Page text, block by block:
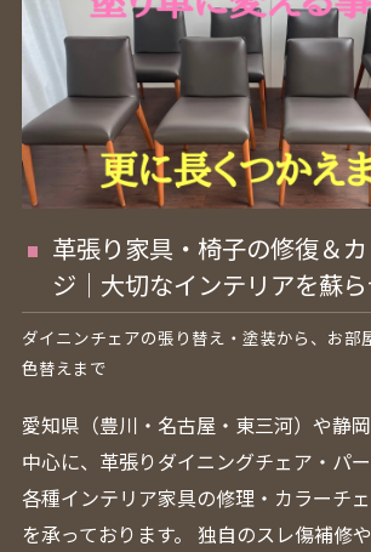
革張り家具・椅子の修復＆
ジ｜大切なインテリアを蘇
ダイニンチェアの張り替え・塗装から、お部
色替えまで
愛知県（豊川・名古屋・東三河）や静
中心に、革張りダイニングチェア・パ
各種インテリア家具の修理・カラーチェ
を承っております。 独自のスレ傷補修